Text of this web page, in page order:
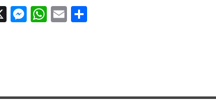
X Messenger
WhatsApp
Email